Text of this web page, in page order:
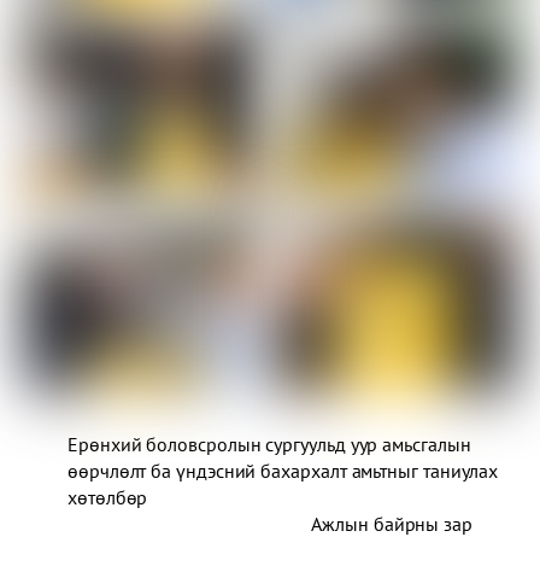
Ерөнхий боловсролын сургуульд уур амьсгалын
өөрчлөлт ба үндэсний бахархалт амьтныг таниулах
хөтөлбөр
Ажлын байрны зар